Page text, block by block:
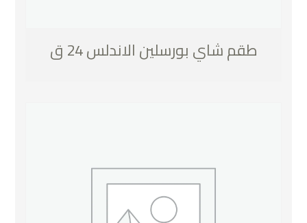
طقم شاي بورسلين الاندلس 24 ق